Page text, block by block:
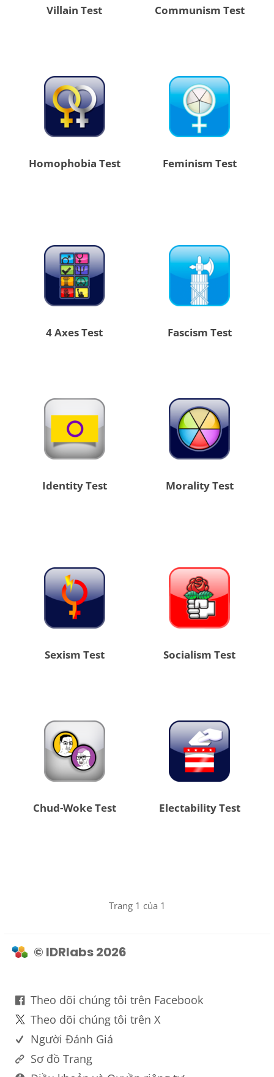
Villain Test Communism Test
Homophobia Test Feminism Test
4 Axes Test Fascism Test
Identity Test Morality Test
Sexism Test Socialism Test
Chud-Woke Test Electability Test
Trang 1 của 1
© IDRlabs 2026
Theo dõi chúng tôi trên Facebook
Theo dõi chúng tôi trên X
Người Đánh Giá
Sơ đồ Trang